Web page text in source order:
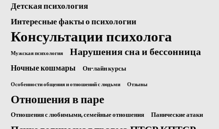
Детская психология
Интересные факты о психологии
Консультации психолога
Мужская психология Нарушения сна и бессонница
Ночные кошмары Он-лайн курсы
Особенности общения и отношений с людьми Отзывы
Отношения в паре
Отношения с любимыми, семейные отношения Панические атаки